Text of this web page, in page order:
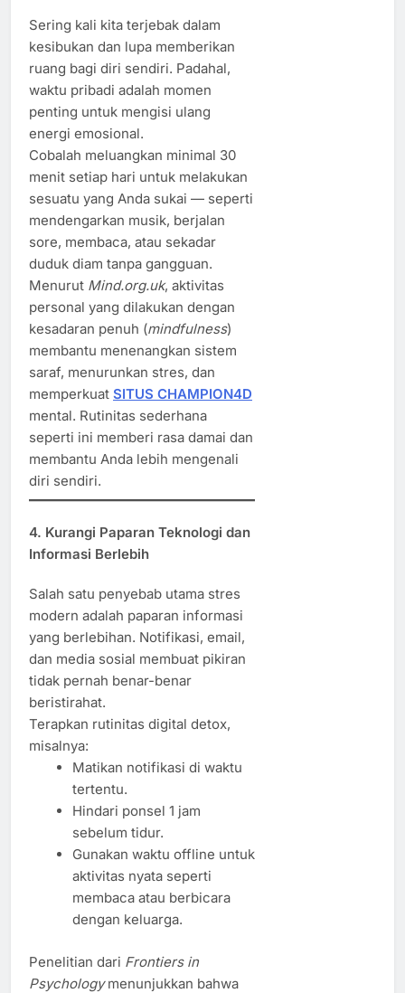
Sering kali kita terjebak dalam
kesibukan dan lupa memberikan
ruang bagi diri sendiri. Padahal,
waktu pribadi adalah momen
penting untuk mengisi ulang
energi emosional.
Cobalah meluangkan minimal 30
menit setiap hari untuk melakukan
sesuatu yang Anda sukai — seperti
mendengarkan musik, berjalan
sore, membaca, atau sekadar
duduk diam tanpa gangguan.
Menurut Mind.org.uk, aktivitas
personal yang dilakukan dengan
kesadaran penuh (mindfulness)
membantu menenangkan sistem
saraf, menurunkan stres, dan
memperkuat SITUS CHAMPION4D
mental. Rutinitas sederhana
seperti ini memberi rasa damai dan
membantu Anda lebih mengenali
diri sendiri.
4. Kurangi Paparan Teknologi dan
Informasi Berlebih
Salah satu penyebab utama stres
modern adalah paparan informasi
yang berlebihan. Notifikasi, email,
dan media sosial membuat pikiran
tidak pernah benar-benar
beristirahat.
Terapkan rutinitas digital detox,
misalnya:
Matikan notifikasi di waktu
tertentu.
Hindari ponsel 1 jam
sebelum tidur.
Gunakan waktu offline untuk
aktivitas nyata seperti
membaca atau berbicara
dengan keluarga.
Penelitian dari Frontiers in
Psychologymenunjukkan bahwa